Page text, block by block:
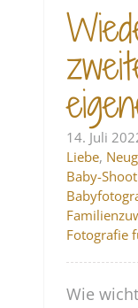
14. Juli
Liebe,
Baby-
Fotografie
Wie